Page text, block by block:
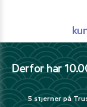
Derfor har
5 stjerner på